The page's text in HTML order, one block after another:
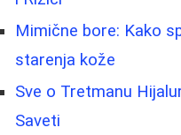
Mimične bore: Kako
starenja kože
Sve o Tretmanu
Saveti